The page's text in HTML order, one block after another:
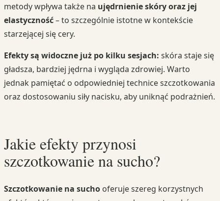
metody wpływa także na ujędrnienie skóry oraz jej
elastyczność– to szczególnie istotne w kontekście
starzejącej się cery.
Efekty są widoczne już po kilku sesjach: skóra staje się
gładsza, bardziej jędrna i wygląda zdrowiej. Warto
jednak pamiętać o odpowiedniej technice szczotkowania
oraz dostosowaniu siły nacisku, aby uniknąć podrażnień.
Jakie efekty przynosi
szczotkowanie na sucho?
Szczotkowanie na sucho oferuje szereg korzystnych